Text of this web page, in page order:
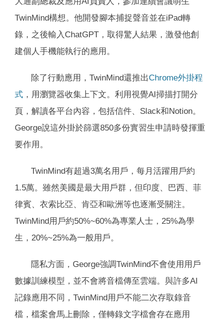
TwinMind構想。他開發腳本捕捉聲音並在iPad轉
錄，之後輸入ChatGPT，取得驚人結果，激發他創
建個人手機能執行的應用。
除了行動應用，TwinMind還推出Chrome外掛程
式 ，用瀏覽器收集上下文。利用視覺AI掃描打開分
頁，解讀各平台內容，包括信件、Slack和Notion。
George說這外掛於篩選850多份實習生申請時發揮重
要作用。
TwinMind有超過3萬名用戶，每月活躍用戶約
1.5萬。雖然美國是最大用戶群，但印度、巴西、菲
律賓、衣索比亞、肯亞和歐洲等也逐漸受關注。
TwinMind用戶約50%~60%為專業人士，25%為學
生，20%~25%為一般用戶。
隱私方面，George強調TwinMind不會使用用戶
數據訓練模型，並不會將音檔傳至雲端。與許多AI
記錄應用不同，TwinMind用戶不能二次存取錄音
檔，檔案會馬上刪除，僅轉錄文字檔會存在應用